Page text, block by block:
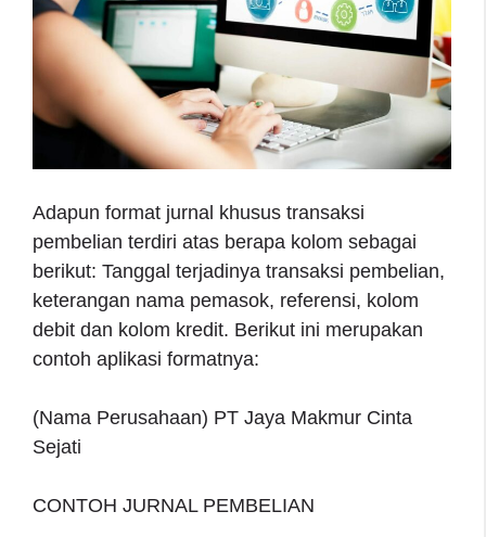
Adapun format jurnal khusus transaksi
pembelian terdiri atas berapa kolom sebagai
berikut: Tanggal terjadinya transaksi pembelian,
keterangan nama pemasok, referensi, kolom
debit dan kolom kredit. Berikut ini merupakan
contoh aplikasi formatnya:
(Nama Perusahaan) PT Jaya Makmur Cinta
Sejati
CONTOH JURNAL PEMBELIAN